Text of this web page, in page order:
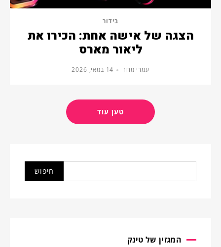
בידור
הצגה של אישה אחת: הכירו את
ליאור מארס
עמרי מרוז 14 במאי, 2026
טען עוד
המגזין של טינק